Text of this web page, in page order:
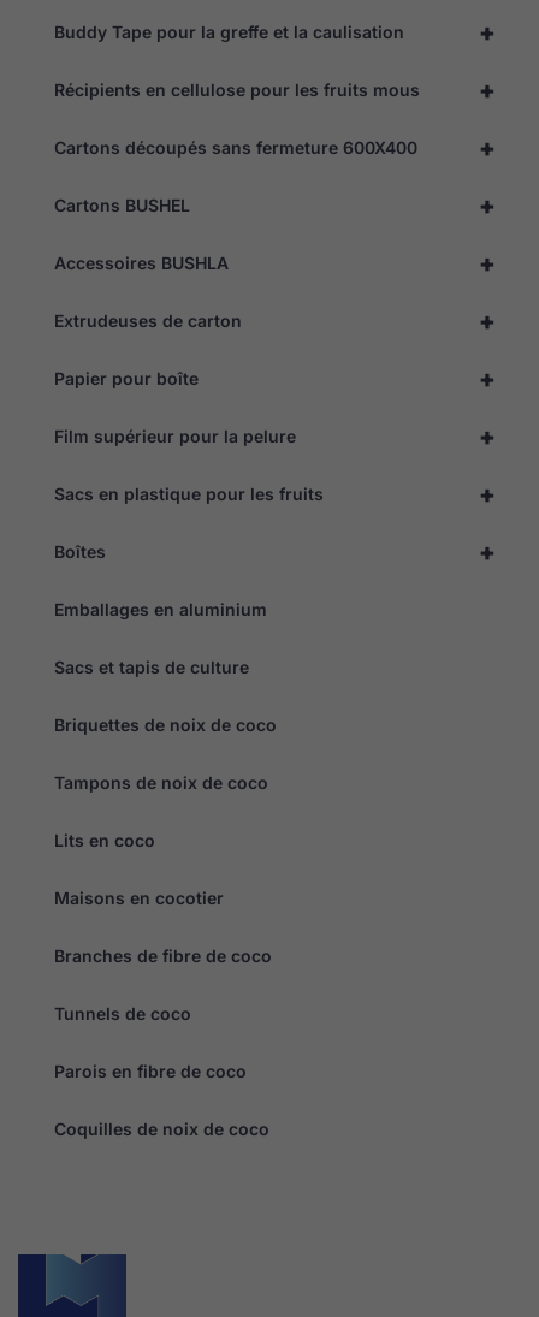
+
Buddy Tape pour la greffe et la caulisation
+
Récipients en cellulose pour les fruits mous
+
Cartons découpés sans fermeture 600X400
+
Cartons BUSHEL
+
Accessoires BUSHLA
+
Extrudeuses de carton
+
Papier pour boîte
+
Film supérieur pour la pelure
+
Sacs en plastique pour les fruits
+
Boîtes
Emballages en aluminium
Sacs et tapis de culture
Briquettes de noix de coco
Tampons de noix de coco
Lits en coco
Maisons en cocotier
Branches de fibre de coco
Tunnels de coco
Parois en fibre de coco
Coquilles de noix de coco
vos intérêts et
lorsque vous
augmentez